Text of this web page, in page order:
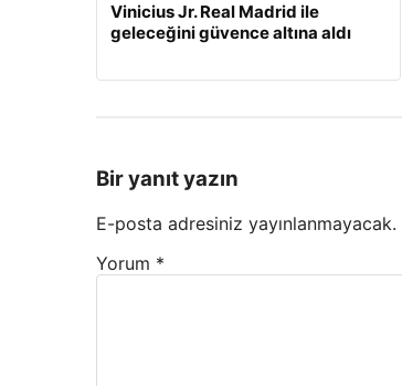
Vinicius Jr. Real Madrid ile
geleceğini güvence altına aldı
Bir yanıt yazın
E-posta adresiniz yayınlanmayacak.
Yorum *